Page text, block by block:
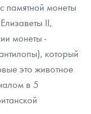
памятной монеты
ІІ,
монеты -
который
это животное
в 5